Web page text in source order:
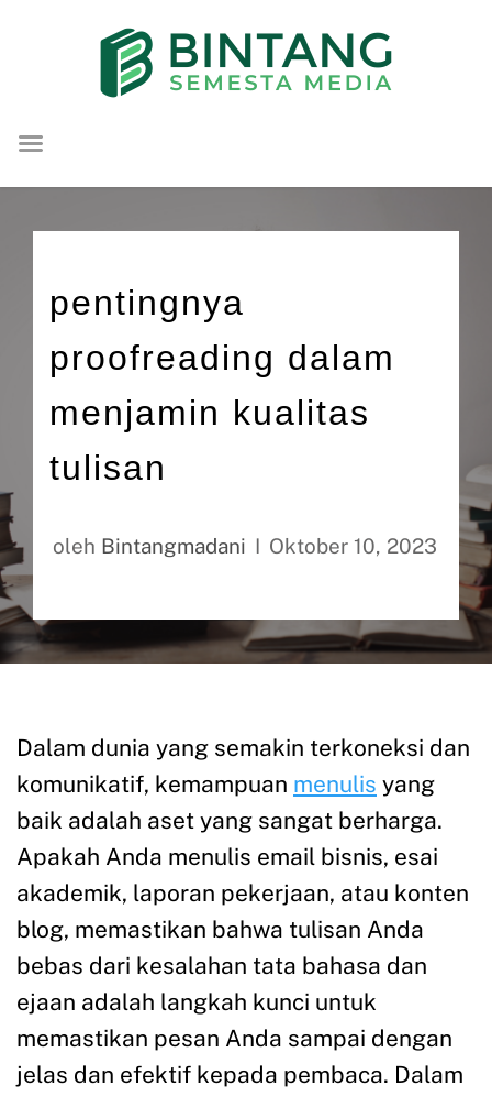
konten
pentingnya
proofreading dalam
menjamin kualitas
tulisan
oleh Bintangmadani Oktober 10, 2023
Dalam dunia yang semakin terkoneksi dan
komunikatif, kemampuan menulis yang
baik adalah aset yang sangat berharga.
Apakah Anda menulis email bisnis, esai
akademik, laporan pekerjaan, atau konten
blog, memastikan bahwa tulisan Anda
bebas dari kesalahan tata bahasa dan
ejaan adalah langkah kunci untuk
memastikan pesan Anda sampai dengan
jelas dan efektif kepada pembaca. Dalam